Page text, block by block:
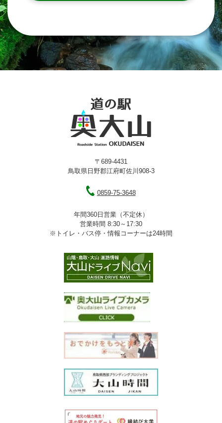
〒689-4431
鳥取県日野郡江府町佐川908-3
0859-75-3648
年間360日営業（不定休）
営業時間 8:30～17:30
※トイレ・バス停・情報コーナーは24時間